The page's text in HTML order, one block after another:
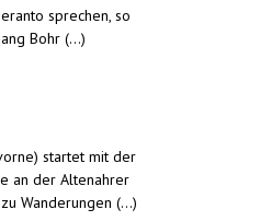
sprechen, so
Bohr (...)
startet mit der
an der Altenahrer
Wanderungen (...)